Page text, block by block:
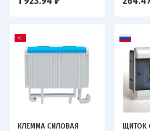
КЛЕММА СИЛОВАЯ
ЩИТОК